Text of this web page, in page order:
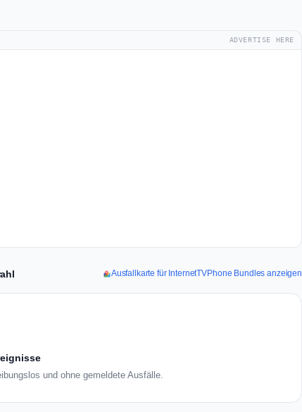
ADVERTISE HERE
Ausfallkarte für InternetTVPhone Bundles anzeigen
und ohne gemeldete Ausfälle.